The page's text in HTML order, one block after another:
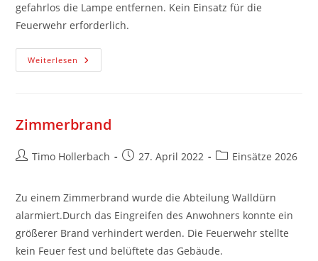
gefahrlos die Lampe entfernen. Kein Einsatz für die
Feuerwehr erforderlich.
Weiterlesen
Zimmerbrand
Timo Hollerbach 27. April 2022 Einsätze 2026
Zu einem Zimmerbrand wurde die Abteilung Walldürn
alarmiert.Durch das Eingreifen des Anwohners konnte ein
größerer Brand verhindert werden. Die Feuerwehr stellte
kein Feuer fest und belüftete das Gebäude.